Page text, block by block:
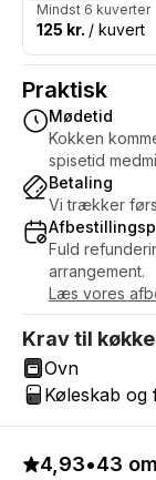
Mindst 6 kuverter
125 kr. / kuvert
Praktisk
Mødetid
Kokken
spisetid
Betaling
Vi trækker
Fuld
arrangement.
Læs vores
Krav til
Ovn
Køleskab og
4,93•43